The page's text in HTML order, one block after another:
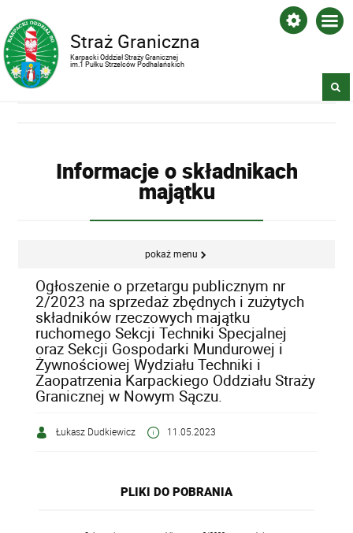
Straż Graniczna
Karpacki Oddział Straży Granicznej
im.1 Pułku Strzelców Podhalańskich
Informacje o składnikach
majątku
pokaż menu
Ogłoszenie o przetargu publicznym nr
2/2023 na sprzedaż zbędnych i zużytych
składników rzeczowych majątku
ruchomego Sekcji Techniki Specjalnej
oraz Sekcji Gospodarki Mundurowej i
Żywnościowej Wydziału Techniki i
Zaopatrzenia Karpackiego Oddziału Straży
Granicznej w Nowym Sączu.
Łukasz Dudkiewicz 11.05.2023
PLIKI DO POBRANIA